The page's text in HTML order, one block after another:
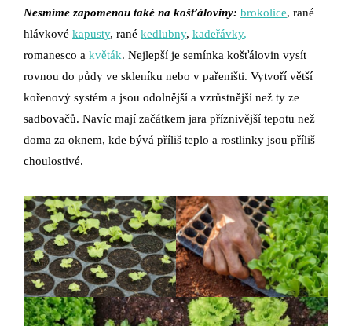
Nesmíme zapomenou také na košťáloviny: brokolice, rané
hlávkové kapusty, rané kedlubny, kadeřávky,
romanesco a květák. Nejlepší je semínka košťálovin vysít
rovnou do půdy ve skleníku nebo v pařeništi. Vytvoří větší
kořenový systém a jsou odolnější a vzrůstnější než ty ze
sadbovačů. Navíc mají začátkem jara příznivější tepotu než
doma za oknem, kde bývá příliš teplo a rostlinky jsou příliš
choulostivé.